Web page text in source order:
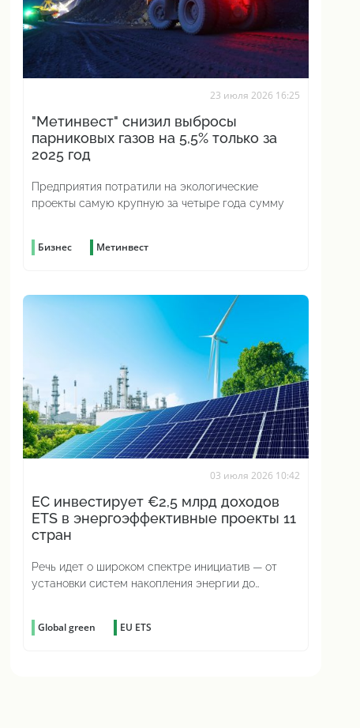
23 июля 2026 16:25
"Метинвест" снизил выбросы
парниковых газов на 5,5% только за
2025 год
Предприятия потратили на экологические
проекты самую крупную за четыре года сумму
Бизнес Метинвест
03 июля 2026 10:42
ЕС инвестирует €2,5 млрд доходов
ETS в энергоэффективные проекты 11
стран
Речь идет о широком спектре инициатив — от
установки систем накопления энергии до
Global green EU ETS